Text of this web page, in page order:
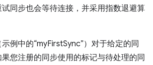
同步也会等待连接，并采用指数退避算
例中的“myFirstSync”）对于给定的同
您注册的同步使用的标记与待处理的同